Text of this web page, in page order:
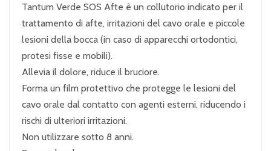
Tantum Verde SOS Afte è un collutorio indicato per il
trattamento di afte, irritazioni del cavo orale e piccole
lesioni della bocca (in caso di apparecchi ortodontici,
protesi fisse e mobili).
Allevia il dolore, riduce il bruciore.
Forma un film protettivo che protegge le lesioni del
cavo orale dal contatto con agenti esterni, riducendo i
rischi di ulteriori irritazioni.
Non utilizzare sotto 8 anni.